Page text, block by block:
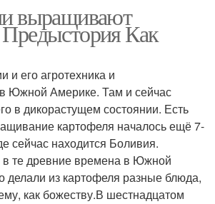
выращивают
Как
и его агротехника и
Южной Америке. Там и сейчас
в дикорастущем состоянии. Есть
картофеля началось ещё 7-
сейчас находится Боливия.
те древние времена в Южной
делали из картофеля разные блюда,
как божеству.В шестнадцатом